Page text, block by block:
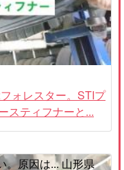
ォレスター。STIプ
スティフナーと...
。原因は... 山形県